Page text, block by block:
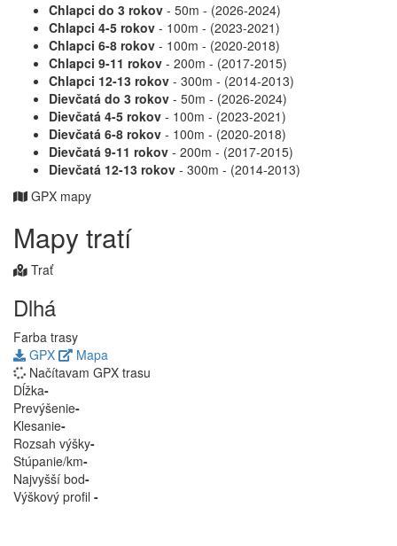
Chlapci do 3 rokov - 50m - (2026-2024)
Chlapci 4-5 rokov - 100m - (2023-2021)
Chlapci 6-8 rokov - 100m - (2020-2018)
Chlapci 9-11 rokov - 200m - (2017-2015)
Chlapci 12-13 rokov - 300m - (2014-2013)
Dievčatá do 3 rokov - 50m - (2026-2024)
Dievčatá 4-5 rokov - 100m - (2023-2021)
Dievčatá 6-8 rokov - 100m - (2020-2018)
Dievčatá 9-11 rokov - 200m - (2017-2015)
Dievčatá 12-13 rokov - 300m - (2014-2013)
GPX mapy
Mapy tratí
Trať
Dlhá
Farba trasy
GPX
Mapa
Načítavam GPX trasu
Dĺžka-
Prevýšenie-
Klesanie-
Rozsah výšky-
Stúpanie/km-
Najvyšší bod-
Výškový profil -